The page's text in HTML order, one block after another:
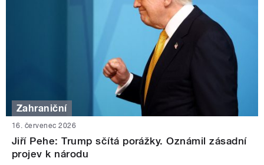
Zahraniční
16. červenec 2026
Jiří Pehe: Trump sčítá porážky. Oznámil zásadní
projev k národu